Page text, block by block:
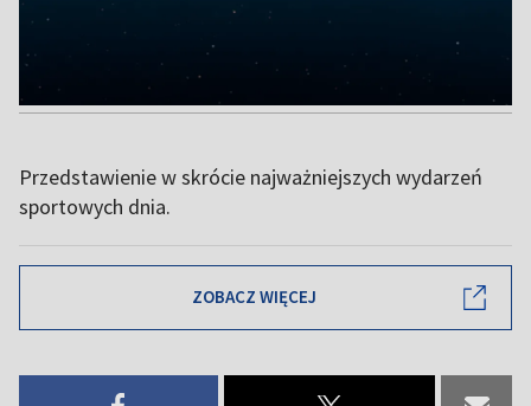
Przedstawienie w skrócie najważniejszych wydarzeń
sportowych dnia.
ZOBACZ WIĘCEJ